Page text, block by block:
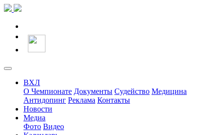
ВХЛ
О Чемпионате Документы Судейство Медицина
Антидопинг Реклама Контакты
Новости
Медиа
Фото Видео